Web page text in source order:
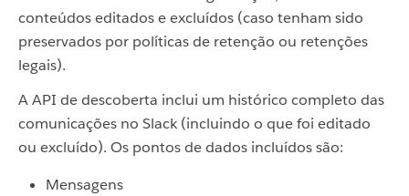
conteúdos editados e excluídos (caso tenham sido
preservados por políticas de retenção ou retenções
legais).
A API de descoberta inclui um histórico completo das
comunicações no Slack (incluindo o que foi editado
ou excluído). Os pontos de dados incluídos são:
Mensagens